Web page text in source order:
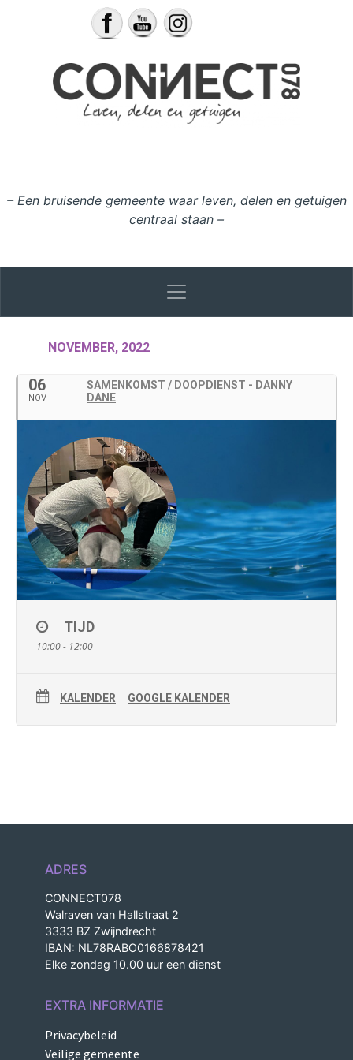
– Een bruisende gemeente waar leven, delen en getuigen
centraal staan –
NOVEMBER, 2022
06
NOV
SAMENKOMST / DOOPDIENST - DANNY
DANE
TIJD
10:00 - 12:00
KALENDER GOOGLE KALENDER
ADRES
CONNECT078
Walraven van Hallstraat 2
3333 BZ Zwijndrecht
IBAN: NL78RABO0166878421
Elke zondag 10.00 uur een dienst
EXTRA INFORMATIE
Privacybeleid
Veilige gemeente